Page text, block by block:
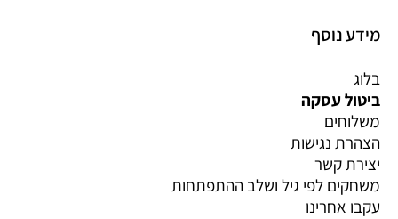
מידע נוסף
בלוג
ביטול עסקה
משלוחים
הצהרת נגישות
יצירת קשר
משחקים לפי גיל ושלב ההתפתחות
עקבו אחרינו